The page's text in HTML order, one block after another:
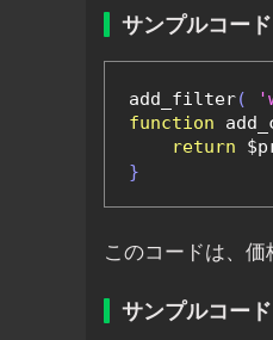
サンプルコー
add_filter(
function
return
}
このコードは、
サンプルコー